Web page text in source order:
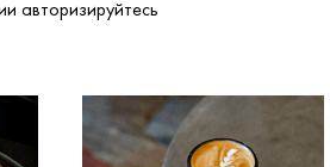
авторизируйтесь